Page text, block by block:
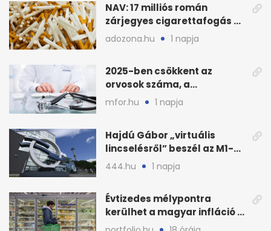
NAV: 17 milliós román
zárjegyes cigarettafogás az
M1-esen
adozona.hu 1 napja
2025-ben csökkent az
orvosok száma, a
háziorvosokra még több
mfor.hu 1 napja
Hajdú Gábor „virtuális
lincselésről” beszél az M1-
ből kirúgása után
444.hu 1 napja
Évtizedes mélypontra
kerülhet a magyar infláció a
KSH új adata szerint